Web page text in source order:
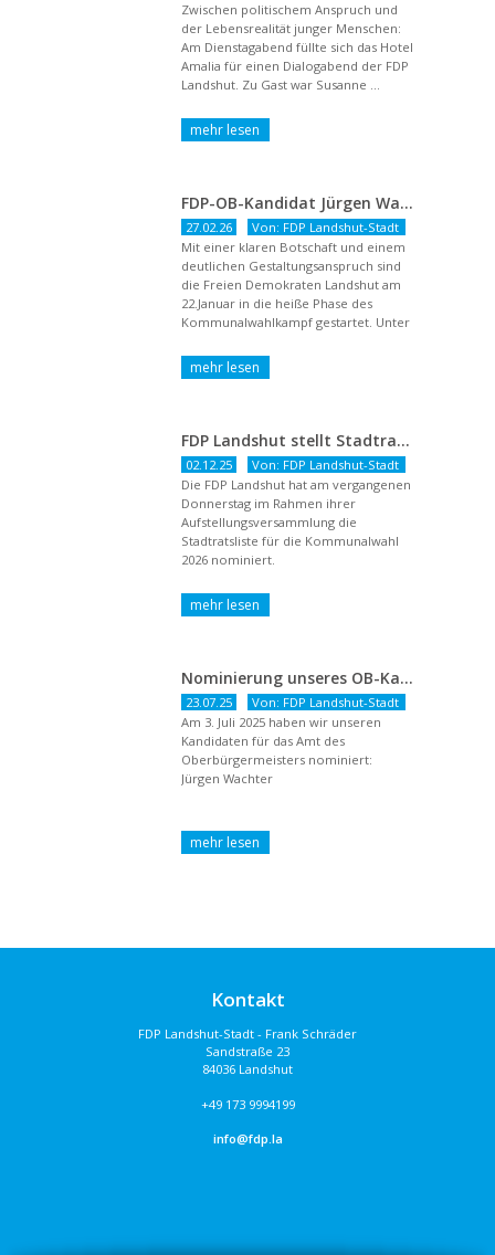
Zwischen politischem Anspruch und
der Lebensrealität junger Menschen:
Am Dienstagabend füllte sich das Hotel
Amalia für einen Dialogabend der FDP
Landshut. Zu Gast war Susanne ...
FDP-OB-Kandidat Jürgen Wachter: „Politik auf Pump ist unsozial“
27.02.26
Von: FDP Landshut-Stadt
Mit einer klaren Botschaft und einem
deutlichen Gestaltungsanspruch sind
die Freien Demokraten Landshut am
22.Januar in die heiße Phase des
Kommunalwahlkampf gestartet. Unter
FDP Landshut stellt Stadtratsliste für 2026 auf – OB-Kandidat Jürgen Wachter betont Gestaltungsanspruch und liberale Zukunftsvision
02.12.25
Von: FDP Landshut-Stadt
Die FDP Landshut hat am vergangenen
Donnerstag im Rahmen ihrer
Aufstellungsversammlung die
Stadtratsliste für die Kommunalwahl
2026 nominiert.
Nominierung unseres OB-Kandidaten
23.07.25
Von: FDP Landshut-Stadt
Am 3. Juli 2025 haben wir unseren
Kandidaten für das Amt des
Oberbürgermeisters nominiert:
Jürgen Wachter
Kontakt
FDP Landshut-Stadt - Frank Schräder
Sandstraße 23
84036 Landshut
+49 173 9994199
info@fdp.la